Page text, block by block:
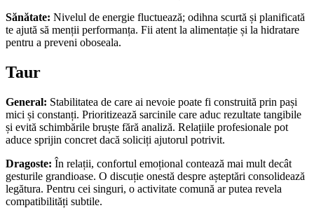
Sănătate: Nivelul de energie fluctuează; odihna scurtă și planificată
te ajută să menții performanța. Fii atent la alimentație și la hidratare
pentru a preveni oboseala.
Taur
General: Stabilitatea de care ai nevoie poate fi construită prin pași
mici și constanți. Prioritizează sarcinile care aduc rezultate tangibile
și evită schimbările bruște fără analiză. Relațiile profesionale pot
aduce sprijin concret dacă soliciți ajutorul potrivit.
Dragoste: În relații, confortul emoțional contează mai mult decât
gesturile grandioase. O discuție onestă despre așteptări consolidează
legătura. Pentru cei singuri, o activitate comună ar putea revela
compatibilități subtile.